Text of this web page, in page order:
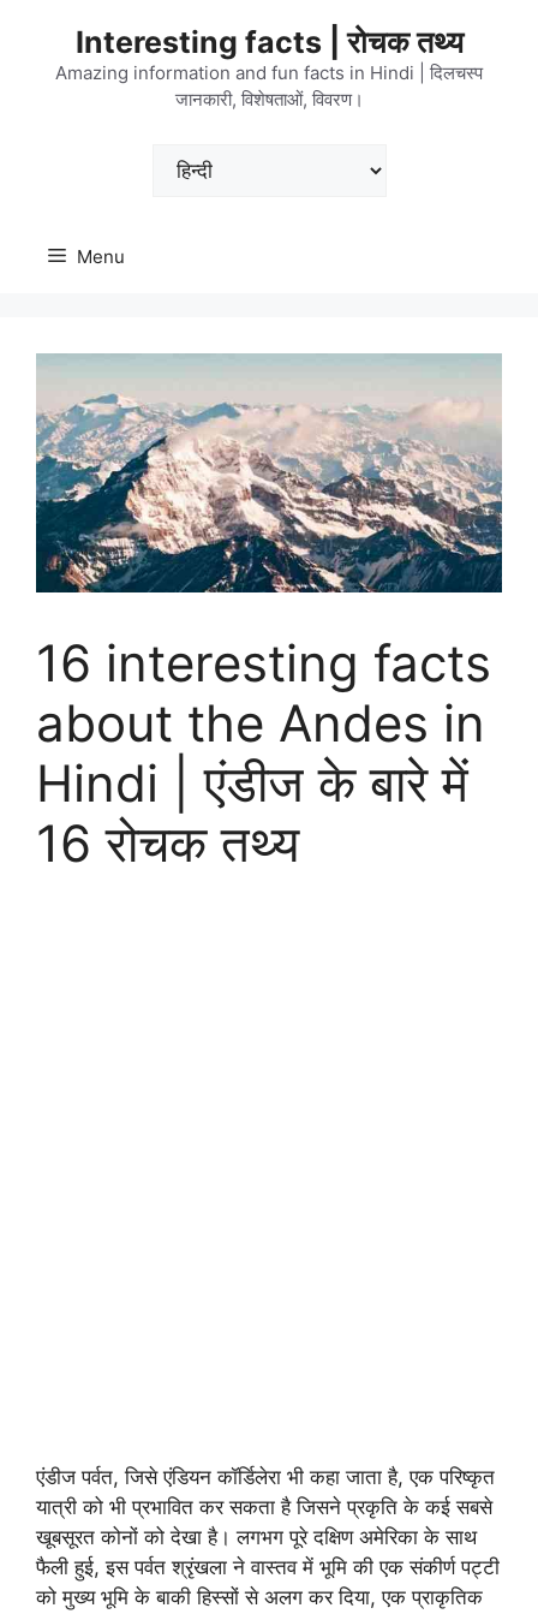
content
Interesting facts | रोचक तथ्य
Amazing information and fun facts in Hindi | दिलचस्प
जानकारी, विशेषताओं, विवरण।
Choose
Menu
16 interesting facts
about the Andes in
Hindi | एंडीज के बारे में
16 रोचक तथ्य
एंडीज पर्वत, जिसे एंडियन कॉर्डिलेरा भी कहा जाता है, एक परिष्कृत
यात्री को भी प्रभावित कर सकता है जिसने प्रकृति के कई सबसे
खूबसूरत कोनों को देखा है। लगभग पूरे दक्षिण अमेरिका के साथ
फैली हुई, इस पर्वत श्रृंखला ने वास्तव में भूमि की एक संकीर्ण पट्टी
को मुख्य भूमि के बाकी हिस्सों से अलग कर दिया, एक प्राकृतिक